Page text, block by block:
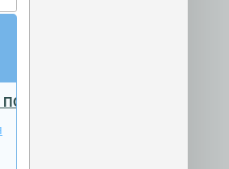
РАЗДЕЛУ ИМУЩЕСТВА